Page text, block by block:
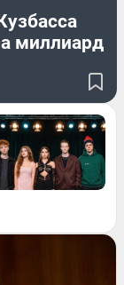
миллиард